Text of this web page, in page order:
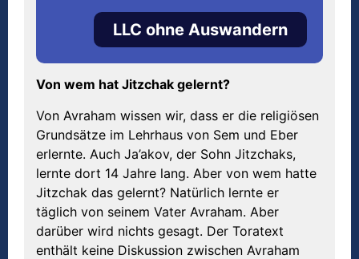
LLC ohne Auswandern
Von wem hat Jitzchak gelernt?
Von Avraham wissen wir, dass er die religiösen
Grundsätze im Lehrhaus von Sem und Eber
erlernte. Auch Ja’akov, der Sohn Jitzchaks,
lernte dort 14 Jahre lang. Aber von wem hatte
Jitzchak das gelernt? Natürlich lernte er
täglich von seinem Vater Avraham. Aber
darüber wird nichts gesagt. Der Toratext
enthält keine Diskussion zwischen Avraham